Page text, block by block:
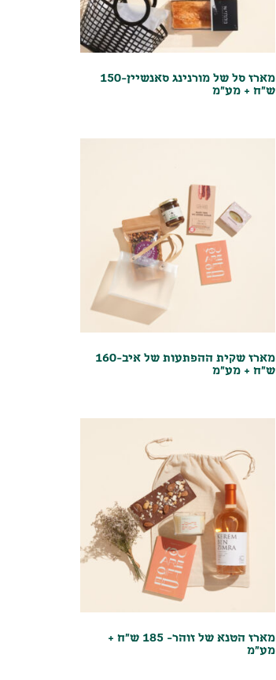
מארז סל של מורנינג סאנשיין-150
ש"ח + מע"מ
מארז שקית ההפתעות של איב-160
ש"ח + מע"מ
מארז הטנא של זוהר- 185 ש"ח +
מע"מ